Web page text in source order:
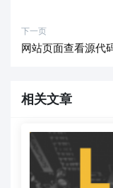
下一页
网站页面查看源代
相关文章